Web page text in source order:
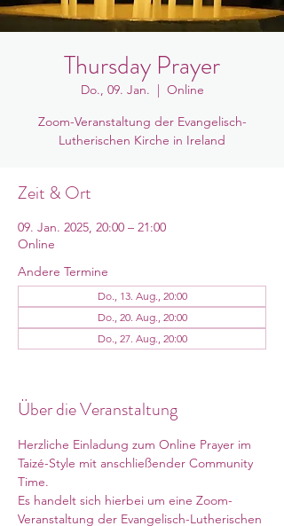
Thursday Prayer
Do., 09. Jan.
  |
Online
Zoom-Veranstaltung der Evangelisch-
Lutherischen Kirche in Ireland
Zeit & Ort
09. Jan. 2025, 20:00 – 21:00
Online
Andere Termine
Do., 13. Aug., 20:00
Do., 20. Aug., 20:00
Do., 27. Aug., 20:00
Über die Veranstaltung
Herzliche Einladung zum Online Prayer im
Taizé-Style mit anschließender Community
Time.
Es handelt sich hierbei um eine Zoom-
Veranstaltung der Evangelisch-Lutherischen